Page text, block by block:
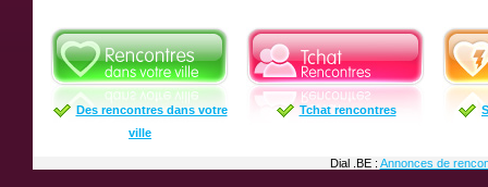
Des rencontres dans votre
ville
Tchat rencontres
Dial .BE : Annonces de